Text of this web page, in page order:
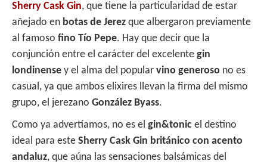
Sherry Cask Gin, que tiene la particularidad de estar
añejado en botas de Jerez que albergaron previamente
al famoso fino Tío Pepe. Hay que decir que la
conjunción entre el carácter del excelente gin
londinense y el alma del popular vino generoso no es
casual, ya que ambos elixires llevan la firma del mismo
grupo, el jerezano González Byass.
Como ya advertíamos, no es el gin&tonic el destino
ideal para este Sherry Cask Gin británico con acento
andaluz, que aúna las sensaciones balsámicas del